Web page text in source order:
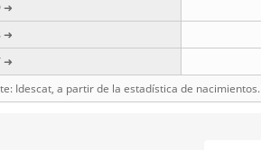
Idescat, a partir de la estadística de nacimientos.